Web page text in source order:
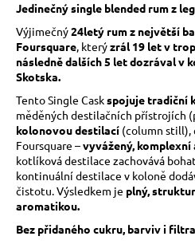
Jedinečný single blended rum z
Výjimečný24letý rum z největší
Foursquare, kterýzrál 19 let v
následně dalších 5 let dozrával v
Skotska.
Tento Single Caskspojuje tradiční
měděných destilačních přístrojích
kolonovou destilací (column still),
Foursquare –vyvážený, komplexní
kotlíková destilace zachovává
kontinuální destilace v koloně
čistotu. Výsledkem je plný,
aromatikou.
Bez přidaného cukru, barviv i
e
m
e